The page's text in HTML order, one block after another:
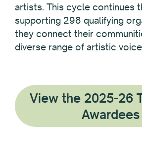
artists. This cycle continues
supporting 298 qualifying
they connect their
diverse range of artistic
View the 2025-26
Awardees